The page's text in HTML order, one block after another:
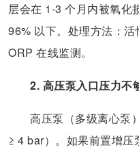
层会在 1-3 个月内被氧化
96% 以下。处理方法：
ORP 在线监测。
2. 高压泵入口压力不
高压泵（多级离心泵
≥ 4 bar）。如果前置增